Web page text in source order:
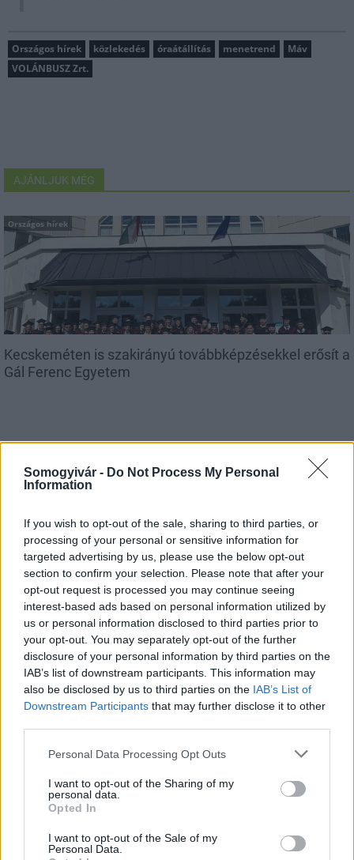
Somogyivár - Do Not Process My Personal
Information
If you wish to opt-out of the sale, sharing to third parties, or
processing of your personal or sensitive information for
targeted advertising by us, please use the below opt-out
section to confirm your selection. Please note that after your
opt-out request is processed you may continue seeing
interest-based ads based on personal information utilized by
us or personal information disclosed to third parties prior to
your opt-out. You may separately opt-out of the further
disclosure of your personal information by third parties on the
IAB’s list of downstream participants. This information may
also be disclosed by us to third parties on the IAB’s List of
Downstream Participants that may further disclose it to other
Please note that this website/app uses one or more Google
not limited to your visit or usage behaviour. You may click to
grant or deny consent to Google and its third-party tags to
use your data for below specified purposes in below Google
consent section.
Personal Data Processing Opt Outs
I want to opt-out of the Sharing of my
personal data.
Opted In
I want to opt-out of the Sale of my
Personal Data.
Országos hírek közlekedés óraátállítás menetrend
Máv
VOLÁNBUSZ Zrt.
AJÁNLJUK MÉG
Országos hírek
Kecskeméten is szakirányú továbbképzésekkel erősít a
Gál Ferenc Egyetem
Feltárulnak a Balaton titkai
Országos hírek
A lakosságra is fontos szerep hárul a szúnyoginvázió
elkerülésében